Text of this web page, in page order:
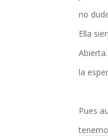
no
Ella
la
Pues